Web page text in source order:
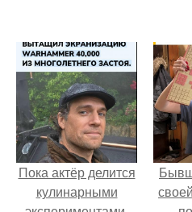
Пока актёр делится
кулинарными